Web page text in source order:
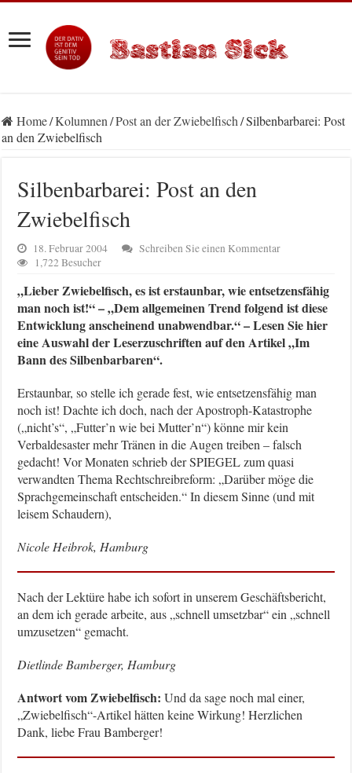
Home/Kolumnen/Post an der Zwiebelfisch/Silbenbarbarei: Post
an den Zwiebelfisch
Silbenbarbarei: Post an den
Zwiebelfisch
18. Februar 2004
Schreiben Sie einen Kommentar
1,722 Besucher
„Lieber Zwiebelfisch, es ist erstaunbar, wie entsetzensfähig
man noch ist!“ – „Dem allgemeinen Trend folgend ist diese
Entwicklung anscheinend unabwendbar.“ – Lesen Sie hier
eine Auswahl der Leserzuschriften auf den Artikel „Im
Bann des Silbenbarbaren“.
Erstaunbar, so stelle ich gerade fest, wie entsetzensfähig man
noch ist! Dachte ich doch, nach der Apostroph-Katastrophe
(„nicht’s“, „Futter’n wie bei Mutter’n“) könne mir kein
Verbaldesaster mehr Tränen in die Augen treiben – falsch
gedacht! Vor Monaten schrieb der SPIEGEL zum quasi
verwandten Thema Rechtschreibreform: „Darüber möge die
Sprachgemeinschaft entscheiden.“ In diesem Sinne (und mit
leisem Schaudern),
Nicole Heibrok, Hamburg
Nach der Lektüre habe ich sofort in unserem Geschäftsbericht,
an dem ich gerade arbeite, aus „schnell umsetzbar“ ein „schnell
umzusetzen“ gemacht.
Dietlinde Bamberger, Hamburg
Antwort vom Zwiebelfisch: Und da sage noch mal einer,
„Zwiebelfisch“-Artikel hätten keine Wirkung! Herzlichen
Dank, liebe Frau Bamberger!